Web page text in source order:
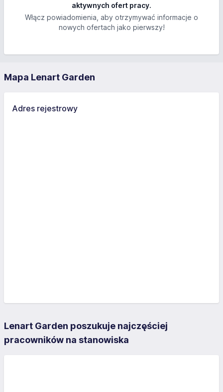
aktywnych ofert pracy.
Włącz powiadomienia, aby otrzymywać informacje o
nowych ofertach jako pierwszy!
Mapa Lenart Garden
Adres rejestrowy
Lenart Garden poszukuje najczęściej
pracowników na stanowiska